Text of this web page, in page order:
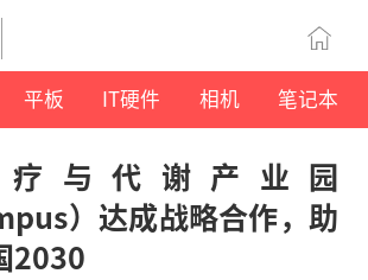
平板 IT硬件 相机 笔记本
与代谢产业园
）达成战略合作，助
2030